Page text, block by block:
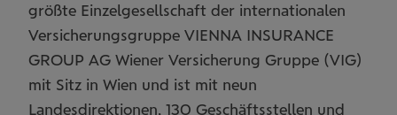
größte Einzelgesellschaft der internationalen
Versicherungsgruppe VIENNA INSURANCE
GROUP AG Wiener Versicherung Gruppe (VIG)
mit Sitz in Wien und ist mit neun
Landesdirektionen, 130 Geschäftsstellen und